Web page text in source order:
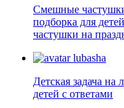
Смешные
подборка для
частушки на
lubasha
Детская задача на
детей с ответами